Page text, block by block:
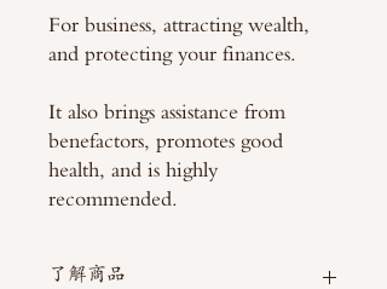
For business, attracting wealth,
and protecting your finances.
It also brings assistance from
benefactors, promotes good
health, and is highly
recommended.
了解商品